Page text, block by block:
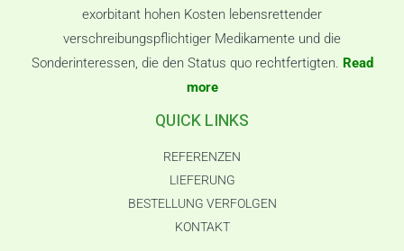
exorbitant hohen Kosten lebensrettender
verschreibungspflichtiger Medikamente und die
Sonderinteressen, die den Status quo rechtfertigten. Read
more
QUICK LINKS
REFERENZEN
LIEFERUNG
BESTELLUNG VERFOLGEN
KONTAKT